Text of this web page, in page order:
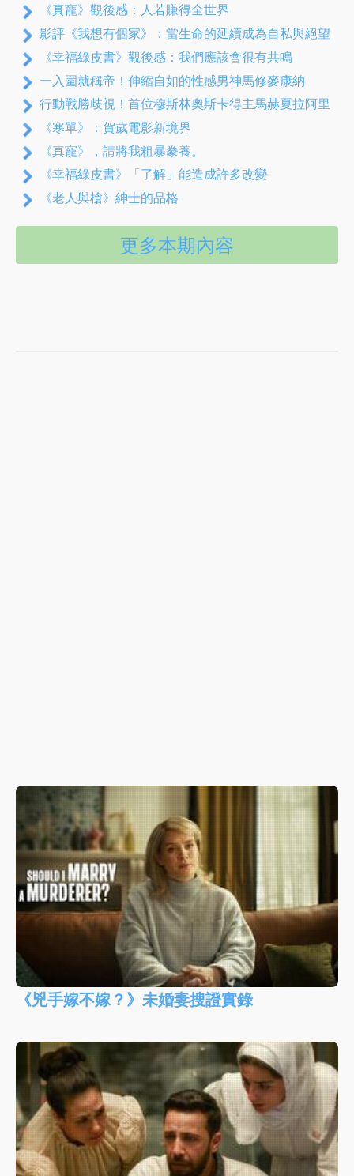
《真寵》觀後感：人若賺得全世界
影評《我想有個家》：當生命的延續成為自私與絕望
《幸福綠皮書》觀後感：我們應該會很有共鳴
一入圍就稱帝！伸縮自如的性感男神馬修麥康納
行動戰勝歧視！首位穆斯林奧斯卡得主馬赫夏拉阿里
《寒單》：賀歲電影新境界
《真寵》，請將我粗暴豢養。
《幸福綠皮書》「了解」能造成許多改變
《老人與槍》紳士的品格
更多本期內容
《兇手嫁不嫁？》未婚妻搜證實錄